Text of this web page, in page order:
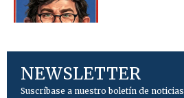
NEWSLETTER
Suscríbase a nuestro boletín de noticias